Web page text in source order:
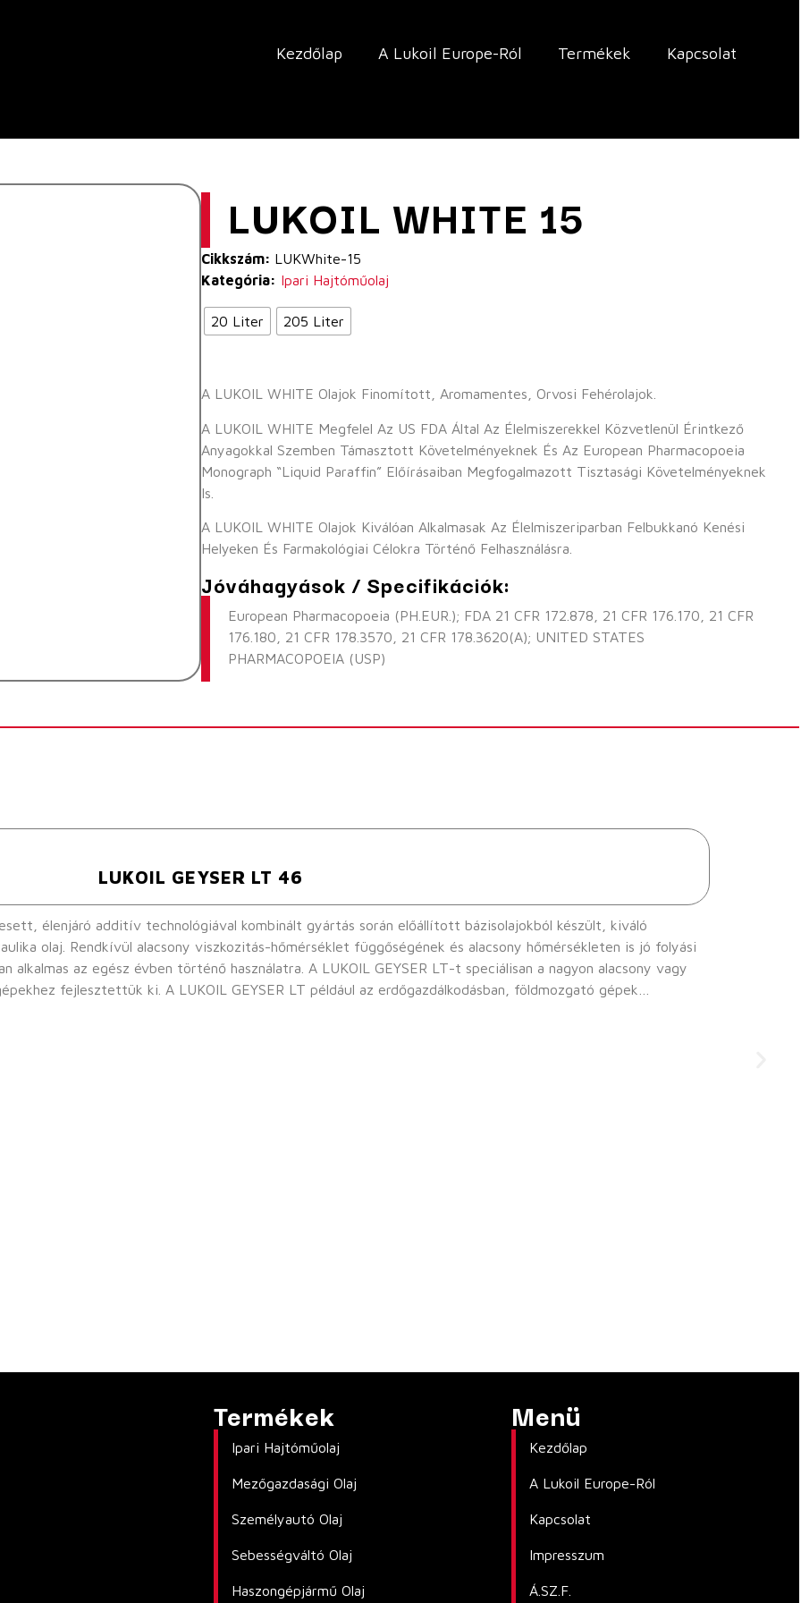
Kezdőlap A Lukoil Europe-Ról Termékek Kapcsolat
LUKOIL WHITE 15
Cikkszám: LUKWhite-15
Kategória: Ipari Hajtóműolaj
20 Liter 205 Liter
A LUKOIL WHITE Olajok Finomított, Aromamentes, Orvosi Fehérolajok.
A LUKOIL WHITE Megfelel Az US FDA Által Az Élelmiszerekkel Közvetlenül Érintkező
Anyagokkal Szemben Támasztott Követelményeknek És Az European Pharmacopoeia
Monograph “Liquid Paraffin” Előírásaiban Megfogalmazott Tisztasági Követelményeknek
Is.
A LUKOIL WHITE Olajok Kiválóan Alkalmasak Az Élelmiszeriparban Felbukkanó Kenési
Helyeken És Farmakológiai Célokra Történő Felhasználásra.
Jóváhagyások / Specifikációk:
European Pharmacopoeia (PH.EUR.); FDA 21 CFR 172.878, 21 CFR 176.170, 21 CFR
176.180, 21 CFR 178.3570, 21 CFR 178.3620(a); UNITED STATES
PHARMACOPOEIA (USP)
LUKOIL GEYSER LT 46
élenjáró additív technológiával kombinált gyártás során előállított bázisolajokból készült, kiváló
olaj. Rendkívül alacsony viszkozitás-hőmérséklet függőségének és alacsony hőmérsékleten is jó folyási
használatra. A LUKOIL GEYSER LT-t speciálisan a nagyon alacsony vagy
fejlesztettük ki. A LUKOIL GEYSER LT például az erdőgazdálkodásban, földmozgató gépek
Termékek
Ipari Hajtóműolaj
Mezőgazdasági Olaj
Személyautó Olaj
Sebességváltó Olaj
Haszongépjármű Olaj
Menü
Kezdőlap
A Lukoil Europe-Ról
Kapcsolat
Impresszum
Á.SZ.F.